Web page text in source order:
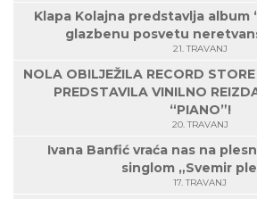
Klapa Kolajna predstavlja album
glazbenu posvetu
21. TRAVANJ
NOLA OBILJEŽILA RECORD
PREDSTAVILA VINILNO
“PIANO”!
20. TRAVANJ
Ivana Banfić vraća nas na
singlom „Svemir
17. TRAVANJ